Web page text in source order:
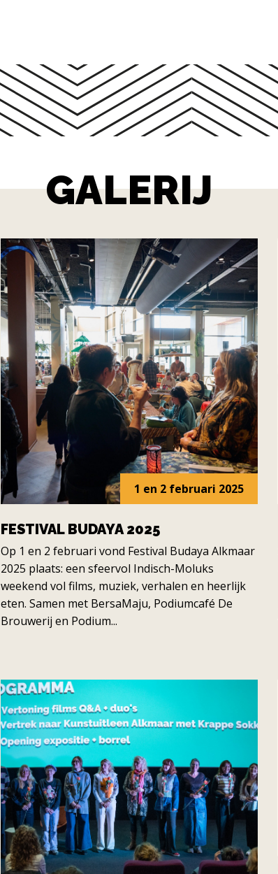
GALERIJ
1 en 2 februari 2025
FESTIVAL BUDAYA 2025
Op 1 en 2 februari vond Festival Budaya Alkmaar
2025 plaats: een sfeervol Indisch-Moluks
weekend vol films, muziek, verhalen en heerlijk
eten. Samen met BersaMaju, Podiumcafé De
Brouwerij en Podium...